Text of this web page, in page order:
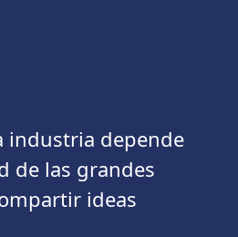
industria depende
de las grandes
ideas